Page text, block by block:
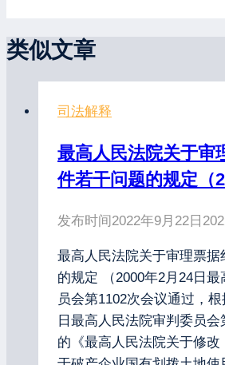
类似文章
司法解释
最高人民法院关于审
件若干问题的规定（
发布时间2022年9月22日
最高人民法院关于审理票据
的规定 （2000年2月24日
员会第1102次会议通过，
日最高人民法院审判委员
的《最高人民法院关于修改